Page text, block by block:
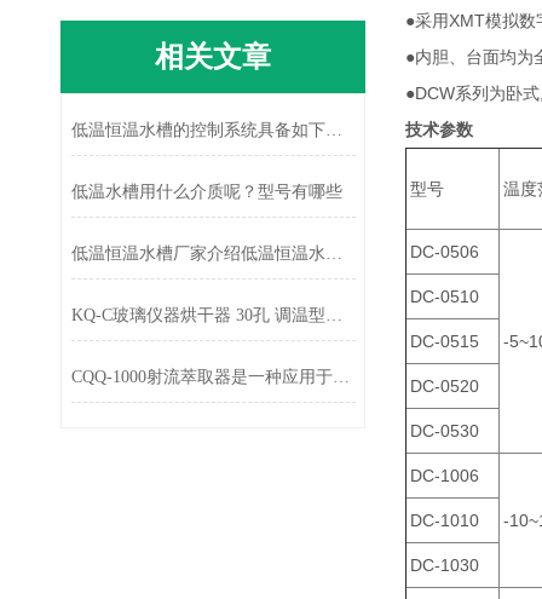
●采用XMT模拟数
●内胆、台面均为
●DCW系列为卧
技术参数
型号 温
DC-0506
-
DC-0510
DC-0515
DC-0520
DC-0530
DC-1006
-
DC-1010
DC-1030
相关文章
低温恒温水槽的控制系统具备如下优点
低温水槽用什么介质呢？型号有哪些
低温恒温水槽厂家介绍低温恒温水槽的主要作用
KQ-C玻璃仪器烘干器 30孔 调温型，全不锈钢壳
CQQ-1000射流萃取器是一种应用于化学实验室中的液-液萃取装置